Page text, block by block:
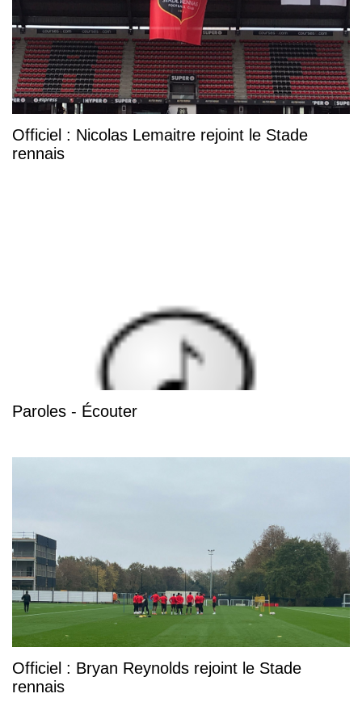
Officiel : Nicolas Lemaitre rejoint le Stade
rennais
Paroles - Écouter
Officiel : Bryan Reynolds rejoint le Stade
rennais